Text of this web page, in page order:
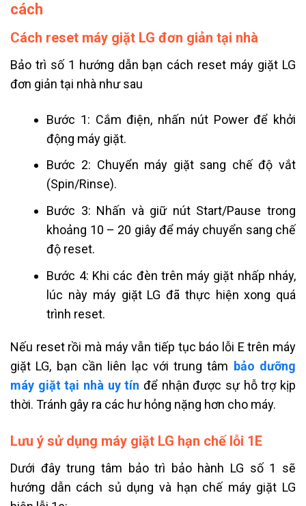
cách
Cách reset máy giặt LG đơn giản tại nhà
Bảo trì số 1 hướng dẫn bạn cách reset máy giặt LG
đơn giản tại nhà như sau
Bước 1: Cắm điện, nhấn nút Power để khởi
động máy giặt.
Bước 2: Chuyển máy giặt sang chế độ vắt
(Spin/Rinse).
Bước 3: Nhấn và giữ nút Start/Pause trong
khoảng 10 – 20 giây để máy chuyển sang chế
độ reset.
Bước 4: Khi các đèn trên máy giặt nhấp nháy,
lúc này máy giặt LG đã thực hiện xong quá
trình reset.
Nếu reset rồi mà máy vẫn tiếp tục báo lỗi E trên máy
giặt LG, bạn cần liên lạc với trung tâm bảo dưỡng
máy giặt tại nhà uy tín để nhận được sự hỗ trợ kịp
thời. Tránh gây ra các hư hỏng nặng hơn cho máy.
Lưu ý sử dụng máy giặt LG hạn chế lỗi 1E
Dưới đây trung tâm bảo trì bảo hành LG số 1 sẽ
hướng dẫn cách sủ dụng và hạn chế máy giặt LG